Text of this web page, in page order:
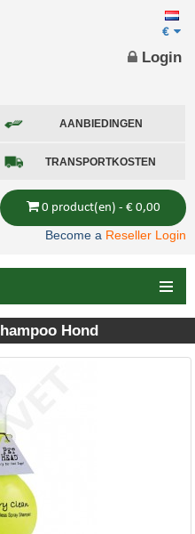
AANBIEDINGEN
TRANSPORTKOSTEN
€
0 product(en) - € 0,00
Login
Become a Reseller Login
Hond